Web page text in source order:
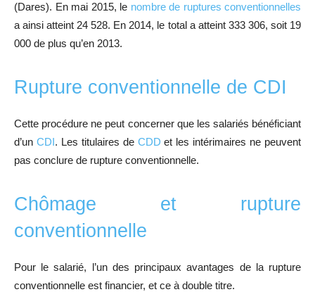
(Dares). En mai 2015, le nombre de ruptures conventionnelles
a ainsi atteint 24 528. En 2014, le total a atteint 333 306, soit 19
000 de plus qu’en 2013.
Rupture conventionnelle de CDI
Cette procédure ne peut concerner que les salariés bénéficiant
d’un CDI. Les titulaires de CDDet les intérimaires ne peuvent
pas conclure de rupture conventionnelle.
Chômage et rupture
conventionnelle
Pour le salarié, l’un des principaux avantages de la rupture
conventionnelle est financier, et ce à double titre.